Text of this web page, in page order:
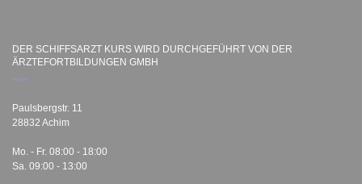
DER SCHIFFSARZT KURS WIRD DURCHGEFÜHRT VON DER
ÄRZTEFORTBILDUNGEN GMBH
Paulsbergstr. 11
28832 Achim
Mo. - Fr. 08:00 - 18:00
Sa. 09:00 - 13:00